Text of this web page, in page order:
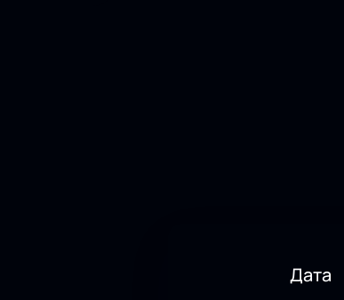
Дата